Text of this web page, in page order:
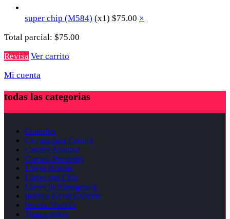
super chip (M584) (x1) $75.00 ×
Total parcial: $75.00
Revisa Ver carrito
Mi cuenta
todas las categorias
Controles
Carcasa para Control
Carcasa Abatible
Carcasa Proximity
Llaves Huecas
Llaves con Chip
Llaves de Emergencia
Insertos Keydiy/Xhorse
Inserto Abatible
Transponders